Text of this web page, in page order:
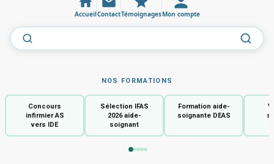
AccueilContactTémoignagesMon compte
NOS FORMATIONS
Concours
infirmier AS
vers IDE
Sélection IFAS
2026 aide-
soignant
Formation aide-
soignante DEAS